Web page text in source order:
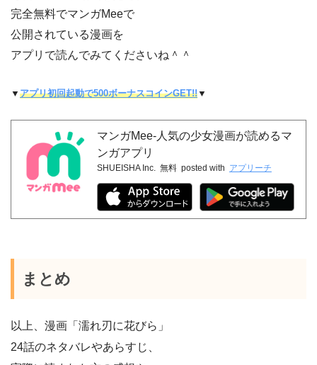
完全無料でマンガMeeで
公開されている漫画を
アプリで読んでみてくださいね＾＾
▼ アプリ初回起動で500ボーナスコインGET!!▼
マンガMee-人気の少女漫画が読めるマ
ンガアプリ
SHUEISHA Inc. 無料 posted with アプリーチ
まとめ
以上、漫画「濡れ刃に花びら」
24話のネタバレやあらすじ、